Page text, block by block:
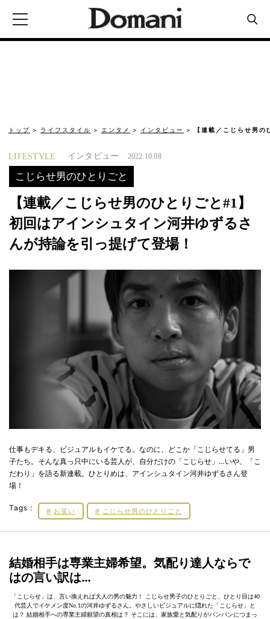
トップ ライフスタイル エンタメ インタビュー 【連載／こじらせ男
LIFESTYLE インタビュー 2022.10.08
こじらせ男のひとりごと
【連載／こじらせ男のひとりごと#1】
初回はアインシュタイン河井ゆずるさ
んが持論を引っ提げて登場！
仕事もデキる、ビジュアルもイケてる。なのに、どこか「こじらせてる」男
子たち。そんな真っ只中にいる芸人が、自分だけの「こじらせ」…いや、「こ
だわり」を語る新連載。ひとりめは、アインシュタイン河井ゆずるさん登
場！
Tags： お笑い こじらせ男のひとりごと
結婚相手は専業主婦希望。気配り達人ならで
はの言い訳は…
「こじらせ」は、言い換えれば大人の男の魅力！ こじらせ男子のひとりごと、ひとり目は40
代芸人でイケメン度No.1の河井ゆずるさん。やさしいビジュアルに隠れた「こじらせ」と
は？ 結婚相手への専業主婦願望の真相は？ そこには、家族愛と気配りがパンパンにつまっ